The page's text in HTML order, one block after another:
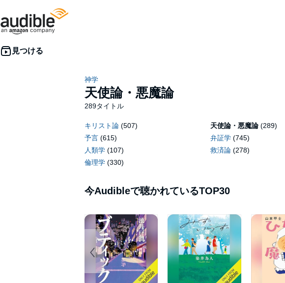
神学
天使論・悪魔論
289タイトル
キリスト論 (507) 天使論・悪魔論 (289)
予言 (615) 弁証学 (745)
人類学 (107) 救済論 (278)
倫理学 (330)
今Audibleで聴かれているTOP30